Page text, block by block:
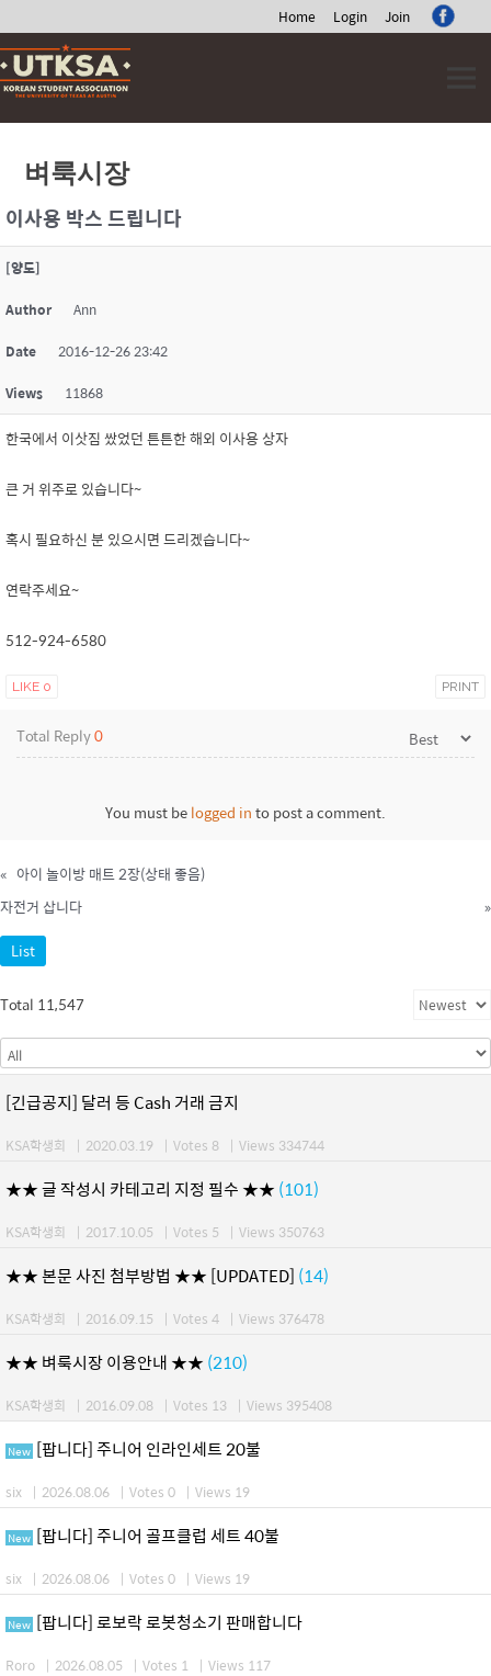
Home Login Join
Skip
to
content
벼룩시장
이사용 박스 드립니다
[양도]
Author Ann
Date 2016-12-26 23:42
Views 11868
한국에서 이삿짐 쌌었던 튼튼한 해외 이사용 상자
큰 거 위주로 있습니다~
혹시 필요하신 분 있으시면 드리겠습니다~
연락주세요~
512-924-6580
LIKE 0 PRINT
Total Reply0
You must belogged into post a comment.
« 아이 놀이방 매트 2장(상태 좋음)
자전거 삽니다
»
List
Total 11,547
[긴급공지] 달러 등 Cash 거래 금지
KSA학생회 | 2020.03.19 | Votes 8 | Views 334744
★★ 글 작성시 카테고리 지정 필수 ★★ (101)
KSA학생회 | 2017.10.05 | Votes 5 | Views 350763
★★ 본문 사진 첨부방법 ★★ [UPDATED] (14)
KSA학생회 | 2016.09.15 | Votes 4 | Views 376478
★★ 벼룩시장 이용안내 ★★ (210)
KSA학생회 | 2016.09.08 | Votes 13 | Views 395408
New [팝니다] 주니어 인라인세트 20불
six | 2026.08.06 | Votes 0 | Views 19
New [팝니다] 주니어 골프클럽 세트 40불
six | 2026.08.06 | Votes 0 | Views 19
New [팝니다] 로보락 로봇청소기 판매합니다
Roro | 2026.08.05 | Votes 1 | Views 117